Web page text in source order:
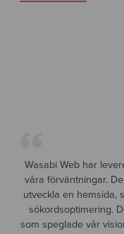
Wasabi Web har
våra förväntningar.
utveckla en hemsida,
sökordsoptimering.
som speglade vår